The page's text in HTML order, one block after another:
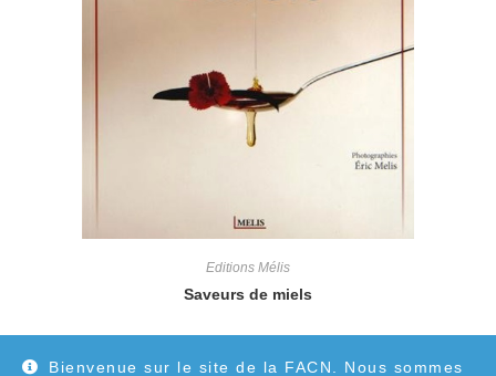
Bienvenue sur le site de la FACN. Nous sommes
Editions Mélis
Saveurs de miels